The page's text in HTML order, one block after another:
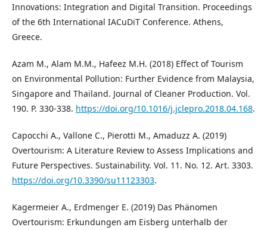
Innovations: Integration and Digital Transition. Proceedings
of the 6th International IACuDiT Conference. Athens,
Greece.
Azam M., Alam M.M., Hafeez M.H. (2018) Effect of Tourism
on Environmental Pollution: Further Evidence from Malaysia,
Singapore and Thailand. Journal of Cleaner Production. Vol.
190. P. 330-338. https://doi.org/10.1016/j.jclepro.2018.04.168.
Capocchi A., Vallone C., Pierotti M., Amaduzz A. (2019)
Overtourism: A Literature Review to Assess Implications and
Future Perspectives. Sustainability. Vol. 11. No. 12. Art. 3303.
https://doi.org/10.3390/su11123303.
Kagermeier A., Erdmenger E. (2019) Das Phänomen
Overtourism: Erkundungen am Eisberg unterhalb der